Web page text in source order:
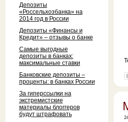
Депозиты
«Россельхозбанка» на
2014 год в России
Депозиты «Финансы и
Кредит» – отзывы о банке
Самые выгодные
депозиты в банках:
максимальные ставки
Банковские депозиты –
проценты: в банках России
За гиперссылки на
экстремистские
материалы блоггеров
будут штрафовать